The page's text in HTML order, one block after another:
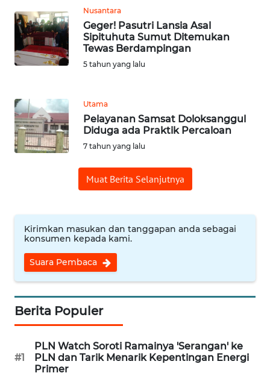
Nusantara
Geger! Pasutri Lansia Asal
Sipituhuta Sumut Ditemukan
Tewas Berdampingan
5 tahun yang lalu
Utama
Pelayanan Samsat Doloksanggul
Diduga ada Praktik Percaloan
7 tahun yang lalu
Muat Berita Selanjutnya
Kirimkan masukan dan tanggapan anda sebagai
konsumen kepada kami.
Suara Pembaca
Berita Populer
#1
PLN Watch Soroti Ramainya 'Serangan' ke
PLN dan Tarik Menarik Kepentingan Energi
Primer
WN
NTB
WN
SULBAR
SUMBAR
WN
SUMSEL
WN
BENGKULU
WN
LAMPUNG